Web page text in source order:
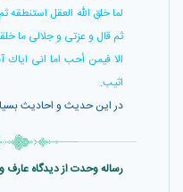
لما خلق الله العقل استنطقه
ثم قال و عزتى و جلالى ما
الا فيمن أحب اما انى اياك
اثيب.
در اين حديث و احاديث
رساله وحدت از دیدگاه عارف